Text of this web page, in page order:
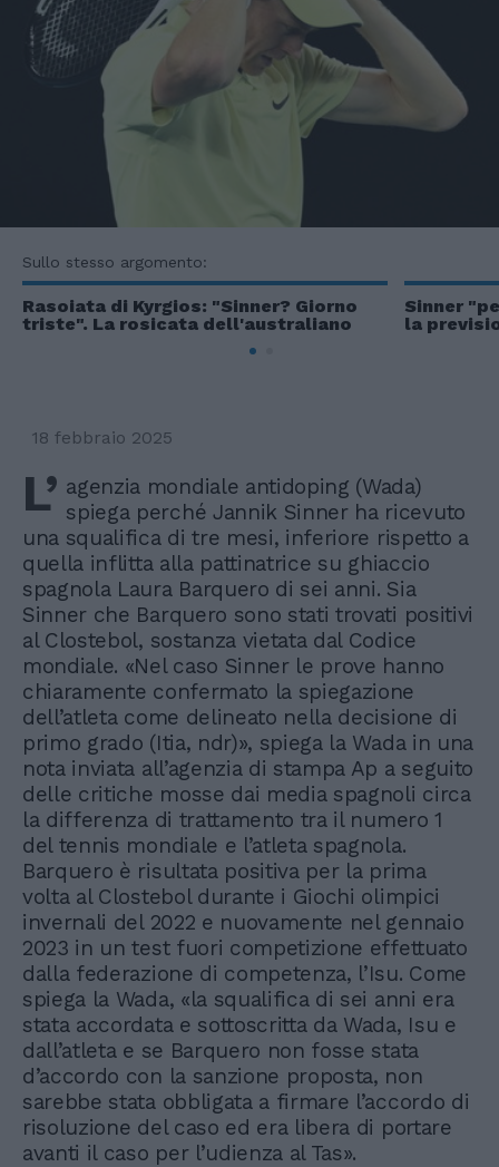
Sullo stesso argomento:
Rasoiata di Kyrgios: "Sinner? Giorno
triste". La rosicata dell'australiano
Sinner
la
18 febbraio 2025
L’ agenzia mondiale antidoping (Wada)
spiega perché Jannik Sinner ha ricevuto
una squalifica di tre mesi, inferiore rispetto a
quella inflitta alla pattinatrice su ghiaccio
spagnola Laura Barquero di sei anni. Sia
Sinner che Barquero sono stati trovati positivi
al Clostebol, sostanza vietata dal Codice
mondiale. «Nel caso Sinner le prove hanno
chiaramente confermato la spiegazione
dell’atleta come delineato nella decisione di
primo grado (Itia, ndr)», spiega la Wada in una
nota inviata all’agenzia di stampa Ap a seguito
delle critiche mosse dai media spagnoli circa
la differenza di trattamento tra il numero 1
del tennis mondiale e l’atleta spagnola.
Barquero è risultata positiva per la prima
volta al Clostebol durante i Giochi olimpici
invernali del 2022 e nuovamente nel gennaio
2023 in un test fuori competizione effettuato
dalla federazione di competenza, l’Isu. Come
spiega la Wada, «la squalifica di sei anni era
stata accordata e sottoscritta da Wada, Isu e
dall’atleta e se Barquero non fosse stata
d’accordo con la sanzione proposta, non
sarebbe stata obbligata a firmare l’accordo di
risoluzione del caso ed era libera di portare
avanti il caso per l’udienza al Tas».